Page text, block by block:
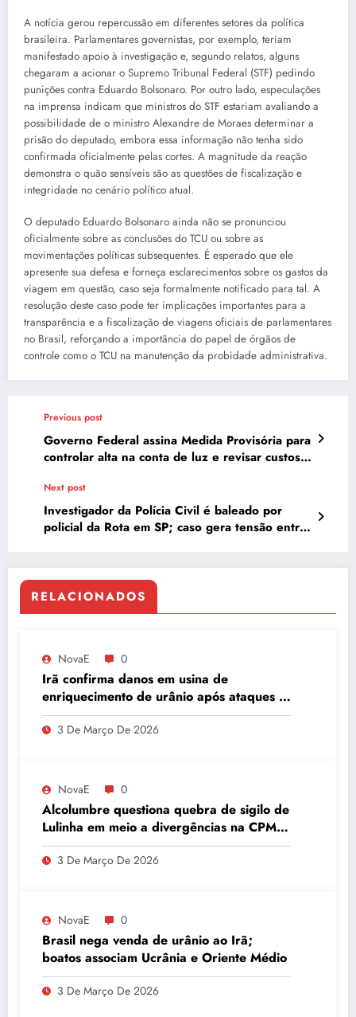
A notícia gerou repercussão em diferentes setores da política
brasileira. Parlamentares governistas, por exemplo, teriam
manifestado apoio à investigação e, segundo relatos, alguns
chegaram a acionar o Supremo Tribunal Federal (STF) pedindo
punições contra Eduardo Bolsonaro. Por outro lado, especulações
na imprensa indicam que ministros do STF estariam avaliando a
possibilidade de o ministro Alexandre de Moraes determinar a
prisão do deputado, embora essa informação não tenha sido
confirmada oficialmente pelas cortes. A magnitude da reação
demonstra o quão sensíveis são as questões de fiscalização e
integridade no cenário político atual.
O deputado Eduardo Bolsonaro ainda não se pronunciou
oficialmente sobre as conclusões do TCU ou sobre as
movimentações políticas subsequentes. É esperado que ele
apresente sua defesa e forneça esclarecimentos sobre os gastos da
viagem em questão, caso seja formalmente notificado para tal. A
resolução deste caso pode ter implicações importantes para a
transparência e a fiscalização de viagens oficiais de parlamentares
no Brasil, reforçando a importância do papel de órgãos de
controle como o TCU na manutenção da probidade administrativa.
Previous post
Governo Federal assina Medida Provisória para
controlar alta na conta de luz e revisar custos
Next post
Investigador da Polícia Civil é baleado por
policial da Rota em SP; caso gera tensão entre
RELACIONADOS
NovaE 0
Irã confirma danos em usina de
enriquecimento de urânio após ataques e
embaixador evita detalhes sobre
quantidade de urânio enriquecido
3 De Março De 2026
NovaE 0
Alcolumbre questiona quebra de sigilo de
Lulinha em meio a divergências na CPMI
do INSS
3 De Março De 2026
NovaE 0
Brasil nega venda de urânio ao Irã;
boatos associam Ucrânia e Oriente Médio
3 De Março De 2026